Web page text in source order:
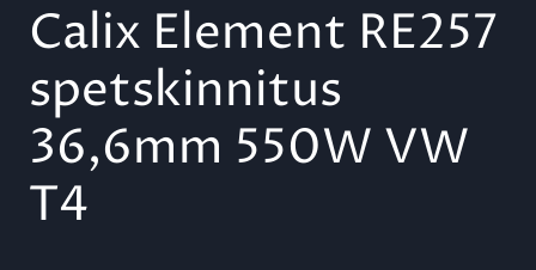
Calix Element RE257
spetskinnitus
36,6mm 550W VW
T4